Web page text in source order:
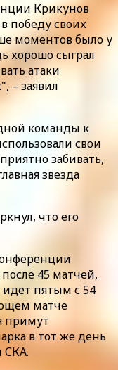
Крикунов
победу своих
моментов было у
хорошо сыграл
атаки
– заявил
команды к
свои
забивать,
звезда
что его
45 матчей,
идет пятым с 54
матче
примут
в тот же день
СКА.